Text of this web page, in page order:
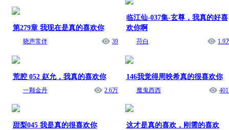
第279章 我现在是真的喜欢你
晓声常伴 39
荒腔 052 赵允，我真的喜欢你
一颗金丹 2.6万
甜梨045 我是真的很喜欢你
临江仙-037集-玄尊，我真的好喜
欢你啊
苻白 1.9
146我觉得周映希真的很喜欢你
魔鬼西西
这才是真的喜欢，刚需的喜欢